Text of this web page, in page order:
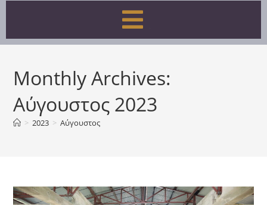
Monthly Archives:
Αύγουστος 2023
> 2023 > Αύγουστος